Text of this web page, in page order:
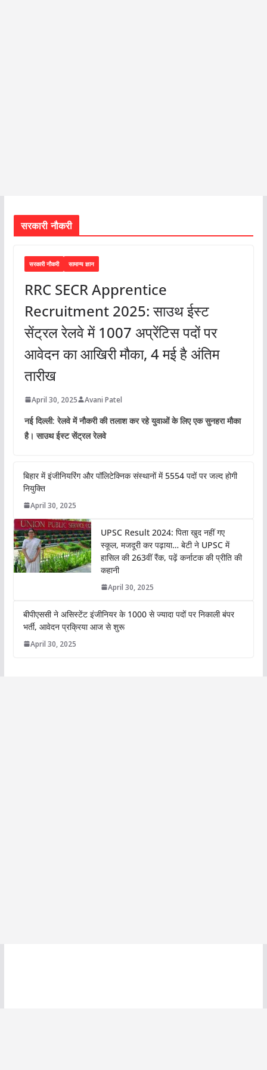
सरकारी नौकरी
सरकारी नौकरी सामान्य ज्ञान
RRC SECR Apprentice
Recruitment 2025: साउथ ईस्ट
सेंट्रल रेलवे में 1007 अप्रेंटिस पदों पर
आवेदन का आखिरी मौका, 4 मई है अंतिम
तारीख
April 30, 2025 Avani Patel
नई दिल्ली: रेलवे में नौकरी की तलाश कर रहे युवाओं के लिए एक सुनहरा मौका
है। साउथ ईस्ट सेंट्रल रेलवे
बिहार में इंजीनियरिंग और पॉलिटेक्निक संस्थानों में 5554 पदों पर जल्द होगी
नियुक्ति
April 30, 2025
UPSC Result 2024: पिता खुद नहीं गए
स्कूल, मजदूरी कर पढ़ाया… बेटी ने UPSC में
हासिल की 263वीं रैंक, पढ़ें कर्नाटक की प्रीति की
कहानी
April 30, 2025
बीपीएससी ने असिस्टेंट इंजीनियर के 1000 से ज्यादा पदों पर निकाली बंपर
भर्ती, आवेदन प्रक्रिया आज से शुरू
April 30, 2025